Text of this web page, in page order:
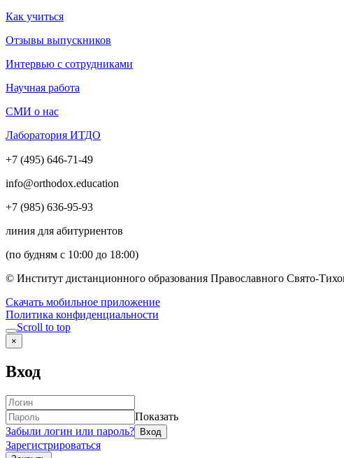
Как учиться
Отзывы выпускников
Интервью с сотрудниками
Научная работа
СМИ о нас
Лаборатория ИТДО
+7 (495) 646-71-49
info@orthodox.education
+7 (985) 636-95-93
линия для абитуриентов
(по будням с 10:00 до 18:00)
© Институт дистанционного образования Православного Свято-
Скачать мобильное приложение
Политика конфиденциальности
Scroll to top
×
Вход
Показать
Забыли логин или пароль?
Зарегистрироваться